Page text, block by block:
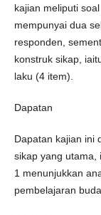
kajian meliputi
mempunyai dua
responden,
konstruk sikap,
laku (4 item).
Dapatan
Dapatan kajian ini
sikap yang utama,
1 menunjukkan
pembelajaran